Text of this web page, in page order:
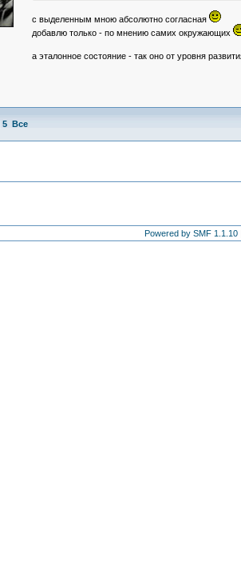
с выделенным мною абсолютно согласная
добавлю только - по мнению самих окружающих
а эталонное состояние - так оно от уровня
5 Все
Powered by SMF 1.1.10